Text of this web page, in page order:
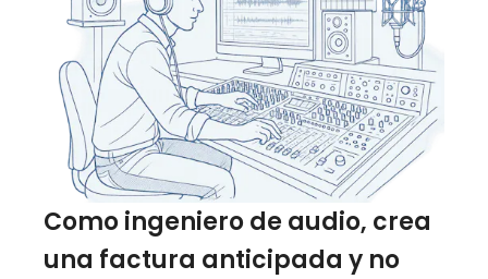
Como ingeniero de audio, crea
una factura anticipada y no